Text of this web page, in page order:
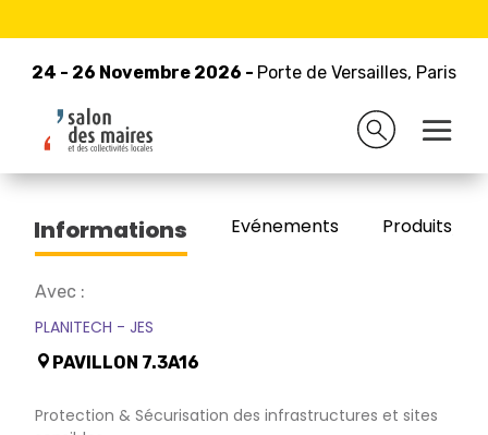
24 - 26 Novembre 2026 - Porte de Versailles, Paris
24 - 26 Novembre 2026 - Porte de Versailles, Paris
Retour à la liste des exposants
CASTEL -JES PLANITECH
Informations Evénements Produits/
Avec :
PLANITECH - JES
PAVILLON 7.3A16
Protection & Sécurisation des infrastructures et sites